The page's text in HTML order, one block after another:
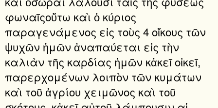
φωναῖςοὕτω καὶ ὁ κύριος
παραγενάμενος εἰς τοὺς 4 οἴκους τῶν
ψυχῶν ἡμῶν ἀναπαύεται εἰς τὴν
καλιὰν τῆς καρδίας ἡμῶν κἀκεῖ οἰκεῖ,
παρερχομένων λοιπὸν τῶν κυμάτων
καὶ τοῦ ἀγρίου χειμῶνος καὶ τοῦ